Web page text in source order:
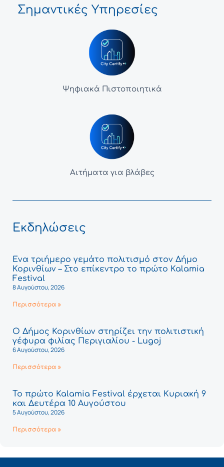
Σημαντικές Υπηρεσίες
Ψηφιακά Πιστοποιητικά
Αιτήματα για βλάβες
Εκδηλώσεις
Ένα τριήμερο γεμάτο πολιτισμό στον Δήμο
Κορινθίων – Στο επίκεντρο το πρώτο Kalamia
Festival
8 Αυγούστου, 2026
Περισσότερα »
Ο Δήμος Κορινθίων στηρίζει την πολιτιστική
γέφυρα φιλίας Περιγιαλίου - Lugoj
6 Αυγούστου, 2026
Περισσότερα »
Το πρώτο Kalamia Festival έρχεται Κυριακή 9
και Δευτέρα 10 Αυγούστου
5 Αυγούστου, 2026
Περισσότερα »